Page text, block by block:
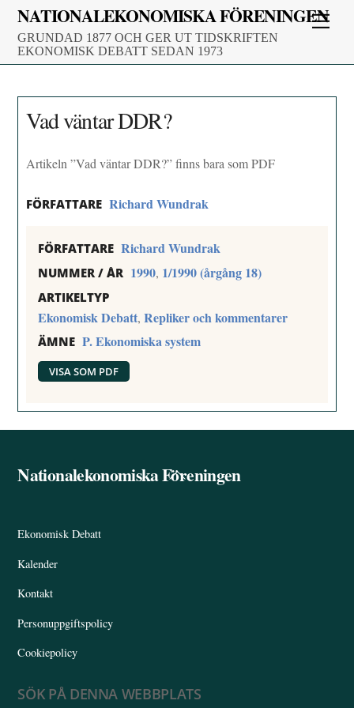
Skip
content
NATIONALEKONOMISKA FÖRENINGEN
GRUNDAD 1877 OCH GER UT TIDSKRIFTEN
EKONOMISK DEBATT SEDAN 1973
Vad väntar DDR?
Artikeln ”Vad väntar DDR?” finns bara som PDF
FÖRFATTARE Richard Wundrak
FÖRFATTARE Richard Wundrak
NUMMER / ÅR 1990, 1/1990 (årgång 18)
ARTIKELTYP
Ekonomisk Debatt,Repliker och kommentarer
ÄMNE P. Ekonomiska system
VISA SOM PDF
Back
Nationalekonomiska Föreningen
Ekonomisk Debatt
Kalender
Kontakt
Personuppgiftspolicy
Cookiepolicy
SÖK PÅ DENNA WEBBPLATS